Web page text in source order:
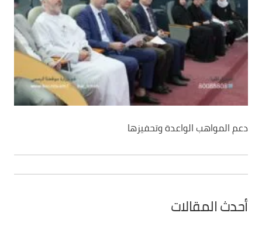
دعم المواهب الواعدة وتحفيزها
أحدث المقالات